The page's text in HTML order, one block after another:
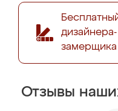
дизайнера-
замерщика
Отзывы